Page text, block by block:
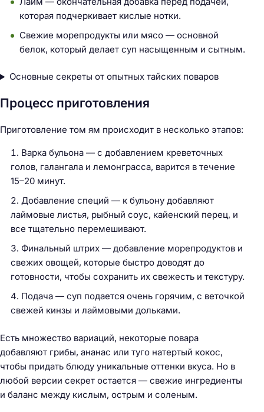
которая подчеркивает кислые нотки.
Свежие морепродукты или мясо — основной
белок, который делает суп насыщенным и сытным.
Основные секреты от опытных тайских поваров
Процесс приготовления
Приготовление том ям происходит в несколько этапов:
Варка бульона — с добавлением креветочных
голов, галангала и лемонграсса, варится в течение
15–20 минут.
Добавление специй — к бульону добавляют
лаймовые листья, рыбный соус, кайенский перец, и
все тщательно перемешивают.
Финальный штрих — добавление морепродуктов и
свежих овощей, которые быстро доводят до
готовности, чтобы сохранить их свежесть и текстуру.
Подача — суп подается очень горячим, с веточкой
свежей кинзы и лаймовыми дольками.
Есть множество вариаций, некоторые повара
добавляют грибы, ананас или туго натертый кокос,
чтобы придать блюду уникальные оттенки вкуса. Но в
любой версии секрет остается — свежие ингредиенты
и баланс между кислым, острым и соленым.